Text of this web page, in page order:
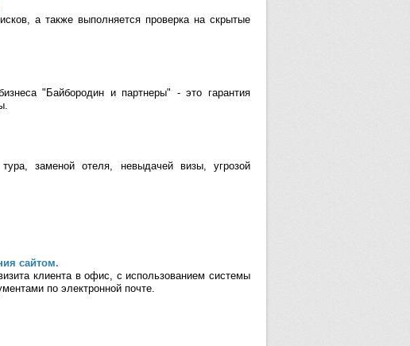
а также выполняется проверка на скрытые
"Байбородин и партнеры" - это гарантия
заменой отеля, невыдачей визы, угрозой
сайтом.
клиента в офис, с использованием системы
по электронной почте.